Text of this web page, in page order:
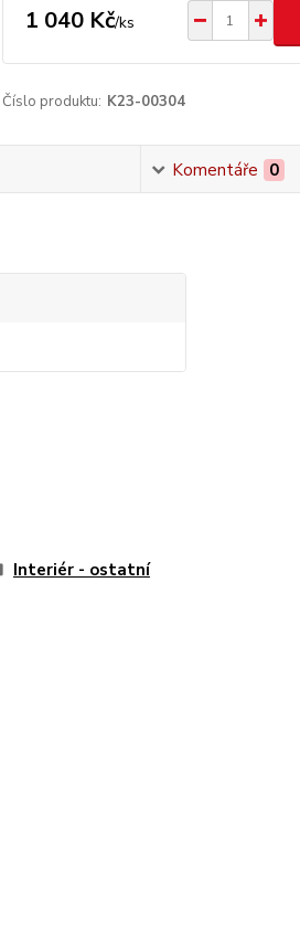
1 040 Kč/ks
Číslo produktu: K23-00304
Komentáře 0
Interiér - ostatní